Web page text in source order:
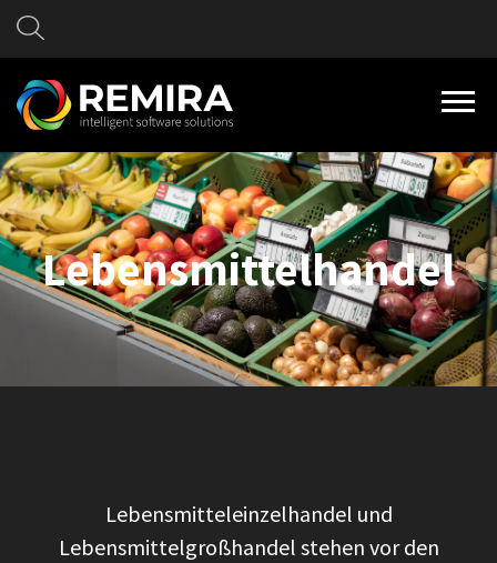
Lebensmittel­handel
Lebensmitteleinzelhandel und
Lebensmittelgroßhandel stehen vor den